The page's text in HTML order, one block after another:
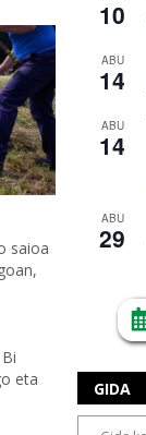
saioa
eta
10
ABU
14
ABU
14
ABU
29
GIDA